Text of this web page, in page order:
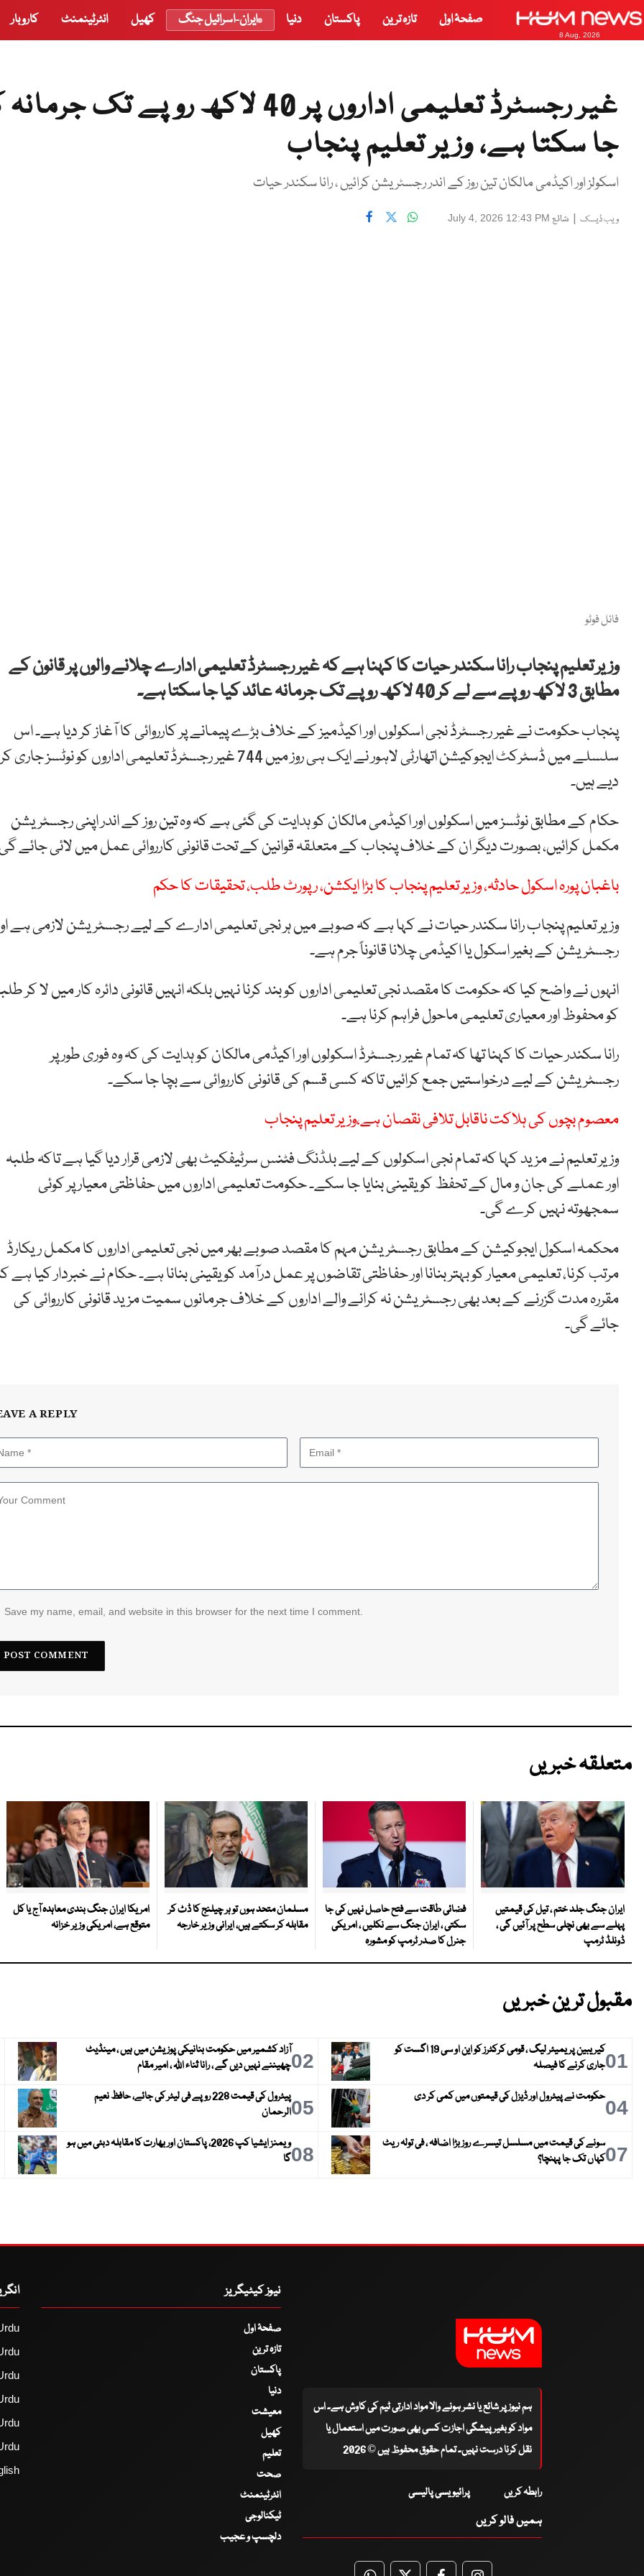
8 Aug, 2026
صفحۂ اول تازہ ترین پاکستان دنیا ایران-اسرائیل جنگ کھیل انٹرٹینمنٹ کاروبار
غیر رجسٹرڈ تعلیمی اداروں پر 40 لاکھ روپے تک
جا سکتا ہے، وزیر تعلیم پنجاب
اسکولز اور اکیڈمی مالکان تین روز کے اندر رجسٹریشن کرائیں ، رانا سکندر حیات
ویب ڈیسک | شائع July 4, 2026 12:43 PM
فائل فوٹو
وزیر تعلیم پنجاب رانا سکندر حیات کا کہنا ہے کہ غیر رجسٹرڈ تعلیمی ادارے چلانے والوں پر قانون کے
مطابق 3 لاکھ روپے سے لے کر 40 لاکھ روپے تک جرمانہ عائد کیا جا سکتا ہے۔
پنجاب حکومت نے غیر رجسٹرڈ نجی اسکولوں اور اکیڈمیز کے خلاف بڑے پیمانے پر کارروائی کا آغاز کر دیا ہے۔ اس
سلسلے میں ڈسٹرکٹ ایجوکیشن اتھارٹی لاہور نے ایک ہی روز میں 744 غیر رجسٹرڈ تعلیمی اداروں کو نوٹسز جاری کر
دیے ہیں۔
حکام کے مطابق نوٹسز میں اسکولوں اور اکیڈمی مالکان کو ہدایت کی گئی ہے کہ وہ تین روز کے اندر اپنی رجسٹریشن
مکمل کرائیں، بصورت دیگر ان کے خلاف پنجاب کے متعلقہ قوانین کے تحت قانونی کارروائی عمل میں لائی جائے
باغبان پورہ اسکول حادثہ، وزیر تعلیم پنجاب کا بڑا ایکشن، رپورٹ طلب، تحقیقات کا حکم
وزیر تعلیم پنجاب رانا سکندر حیات نے کہا ہے کہ صوبے میں ہر نجی تعلیمی ادارے کے لیے رجسٹریشن لازمی ہے
رجسٹریشن کے بغیر اسکول یا اکیڈمی چلانا قانوناً جرم ہے۔
انہوں نے واضح کیا کہ حکومت کا مقصد نجی تعلیمی اداروں کو بند کرنا نہیں بلکہ انہیں قانونی دائرہ کار میں لا کر
کو محفوظ اور معیاری تعلیمی ماحول فراہم کرنا ہے۔
رانا سکندر حیات کا کہنا تھا کہ تمام غیر رجسٹرڈ اسکولوں اور اکیڈمی مالکان کو ہدایت کی کہ وہ فوری طور پر
رجسٹریشن کے لیے درخواستیں جمع کرائیں تاکہ کسی قسم کی قانونی کارروائی سے بچا جا سکے۔
معصوم بچوں کی ہلاکت ناقابل تلافی نقصان ہے،وزیر تعلیم پنجاب
وزیر تعلیم نے مزید کہا کہ تمام نجی اسکولوں کے لیے بلڈنگ فٹنس سرٹیفکیٹ بھی لازمی قرار دیا گیا ہے تاکہ طلبہ
اور عملے کی جان و مال کے تحفظ کو یقینی بنایا جا سکے۔ حکومت تعلیمی اداروں میں حفاظتی معیار پر کوئی
سمجھوتہ نہیں کرے گی۔
محکمہ اسکول ایجوکیشن کے مطابق رجسٹریشن مہم کا مقصد صوبے بھر میں نجی تعلیمی اداروں کا مکمل ریکارڈ
مرتب کرنا، تعلیمی معیار کو بہتر بنانا اور حفاظتی تقاضوں پر عمل درآمد کو یقینی بنانا ہے۔ حکام نے خبردار کیا ہے
مقررہ مدت گزرنے کے بعد بھی رجسٹریشن نہ کرانے والے اداروں کے خلاف جرمانوں سمیت مزید قانونی کارروائی کی
جائے گی۔
A REPLY
Save my name, email, and website in this browser for the next time I comment.
متعلقہ خبریں
ایران جنگ جلد ختم ، تیل کی قیمتیں
پہلے سے بھی نچلی سطح پر آئیں گی ،
ڈونلڈ ٹرمپ
فضائی طاقت سے فتح حاصل نہیں کی جا
سکتی ، ایران جنگ سے نکلیں ، امریکی
جنرل کا صدر ٹرمپ کو مشورہ
مسلمان متحد ہوں تو ہر چیلنج کا ڈٹ کر
مقابلہ کر سکتے ہیں، ایرانی وزیر خارجہ
امریکا ایران جنگ بندی معاہدہ آج یا کل
متوقع ہے، امریکی وزیر خزانہ
مقبول ترین خبریں
01
کیریبین پریمیئر لیگ ، قومی کرکٹرز کو این او سی 19 اگست کو
جاری کرنے کا فیصلہ
02آزاد کشمیر میں حکومت بنانیکی پوزیشن میں ہیں ، مینڈیٹ
چھیننے نہیں دیں گے ، رانا ثناء اللہ ، امیر مقام
04حکومت نے پیٹرول اور ڈیزل کی قیمتوں میں کمی کر دی 05
پیٹرول کی قیمت 228 روپے فی لیٹر کی جائے، حافظ نعیم
الرحمان
07سونے کی قیمت میں مسلسل تیسرے روز بڑا اضافہ ، فی تولہ ریٹ
کہاں تک جا پہنچا؟
08
ویمنز ایشیا کپ 2026، پاکستان اور بھارت کا مقابلہ دبئی میں ہو
گا
ہم نیوز پر شائع یا نشر ہونے والا مواد ادارتی ٹیم کی کاوش ہے۔ اس
مواد کو بغیر پیشگی اجازت کسی بھی صورت میں استعمال یا
نقل کرنا درست نہیں۔ تمام حقوق محفوظ ہیں © 2026
رابطہ کریں پرائیویسی پالیسی
ہمیں فالو کریں
نیوز کیٹیگریز
صفحۂ اول
تازہ ترین
پاکستان
دنیا
معیشت
کھیل
تعلیم
صحت
انٹرٹینمنٹ
ٹیکنالوجی
دلچسپ و عجیب